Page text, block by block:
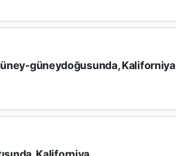
güneydoğusunda, Kaliforniya